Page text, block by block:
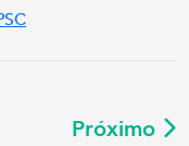
Próximo